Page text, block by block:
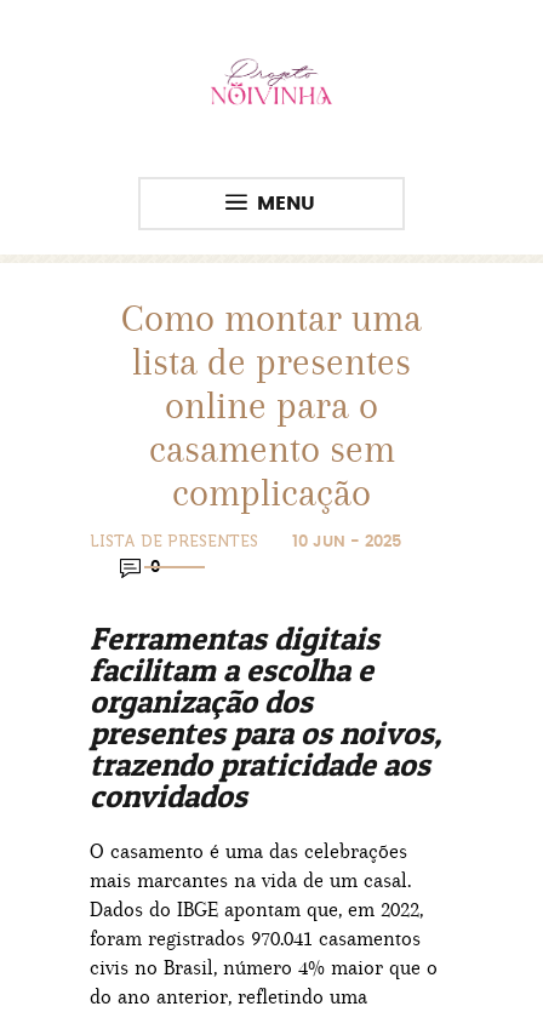
MENU
Como montar uma
lista de presentes
online para o
casamento sem
complicação
LISTA DE PRESENTES
10 JUN - 2025
0
Ferramentas digitais
facilitam a escolha e
organização dos
presentes para os noivos,
trazendo praticidade aos
convidados
O casamento é uma das celebrações
mais marcantes na vida de um casal.
Dados do IBGE apontam que, em 2022,
foram registrados 970.041 casamentos
civis no Brasil, número 4% maior que o
do ano anterior, refletindo uma